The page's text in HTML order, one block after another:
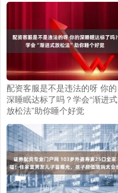
配资客服是不是违法的呀 你的
深睡眠达标了吗？学会“渐进式
放松法”助你睡个好觉